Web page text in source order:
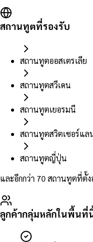
สถานทูตที่รองรับ
สถานทูตออสเตรเลีย
สถานทูตสวีเดน
สถานทูตเยอรมนี
สถานทูตสวิตเซอร์แล
สถานทูตญี่ปุ่น
และอีกกว่า 70 สถานทูตที่ตั้
ลูกค้ากลุ่มหลักในพื้นที่